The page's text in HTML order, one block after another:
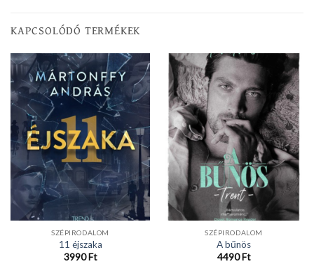
KAPCSOLÓDÓ TERMÉKEK
SZÉPIRODALOM
11 éjszaka
3990Ft
SZÉPIRODALOM
A bűnös
4490Ft